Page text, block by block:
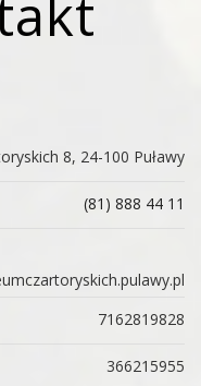
8, 24-100 Puławy
(81) 888 44 11
7162819828
366215955